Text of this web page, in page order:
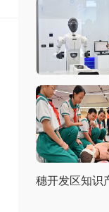
穗开发区知识